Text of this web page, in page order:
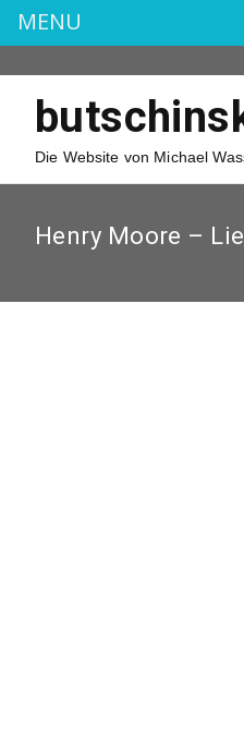
Die Website von Michael
Henry Moore –
MENU